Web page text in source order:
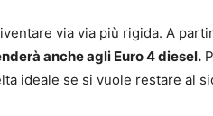
via via più rigida. A
anche agli Euro 4 diesel.
ideale se si vuole restare al